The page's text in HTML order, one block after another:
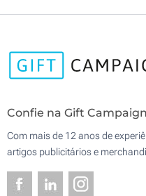
Confie na Gift Campaign
Com mais de 12 anos de
artigos publicitários e